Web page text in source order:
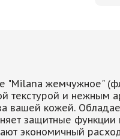
жемчужное"
и нежным
вашей кожей.
защитные
экономичный